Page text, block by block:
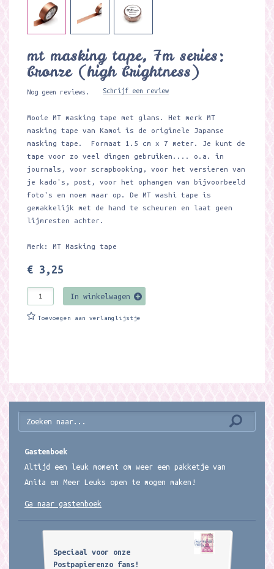
mt masking tape, 7m series:
bronze (high brightness)
Nog geen reviews. Schrijf een review
Mooie MT masking tape met glans. Het merk MT
masking tape van Kamoi is de originele Japanse
masking tape. Formaat 1.5 cm x 7 meter. Je kunt de
tape voor zo veel dingen gebruiken.... o.a. in
journals, voor scrapbooking, voor het versieren van
je kado's, post, voor het ophangen van bijvoorbeeld
foto's en noem maar op. De MT washi tape is
gemakkelijk met de hand te scheuren en laat geen
lijmresten achter.
Merk: MT Masking tape
€ 3,25
In winkelwagen
Toevoegen aan verlanglijstje
Gastenboek
Altijd een leuk moment om weer een pakketje van
Anita en Meer Leuks open te mogen maken!
Ga naar gastenboek
Speciaal voor onze
Postpapierenzo fans!